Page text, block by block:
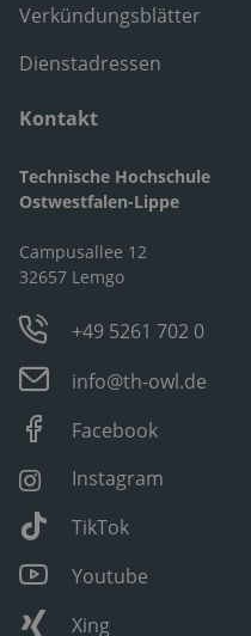
Verkündungsblätter
Dienstadressen
Kontakt
Technische Hochschule
Ostwestfalen-Lippe
Campusallee 12
32657 Lemgo
+49 5261 702 0
info@th-owl.de
Facebook
Instagram
TikTok
Youtube
Xing